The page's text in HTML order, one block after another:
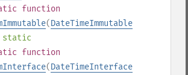
function
(DateTimeImmutable
static
function
(DateTimeInterface